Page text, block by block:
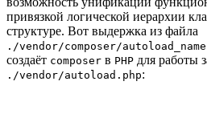
привязкой логической иерархии
структуре. Вот выдержка из файла
./vendor/composer/
создаёт composer в PHP для работы
./vendor/autoload.php: